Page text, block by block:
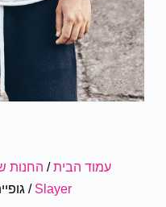
עמוד הבית/ החנות
Slayer
/